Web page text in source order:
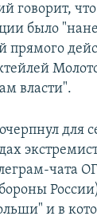
говорит, что
было
прямого
власти".
для
чата
и в